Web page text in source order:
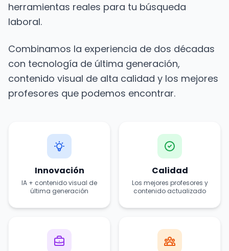
herramientas reales para tu búsqueda
laboral.
Combinamos la experiencia de dos décadas
con tecnología de última generación,
contenido visual de alta calidad y los mejores
profesores que podemos encontrar.
Innovación
IA + contenido visual de
última generación
Calidad
Los mejores profesores y
contenido actualizado